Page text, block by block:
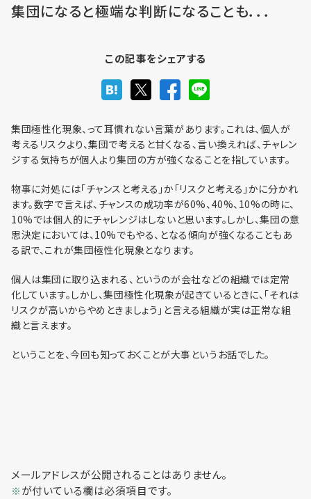
利用までの流れ・利用料金
お問い合わせ
個人情報保護方針
利用規約
利用までの流れ
集団になると極端な判断になることも．．．
この記事をシェアする
集団極性化現象、って耳慣れない言葉があります。これは、個人が
考えるリスクより、集団で考えると甘くなる、言い換えれば、チャレン
ジする気持ちが個人より集団の方が強くなることを指しています。
物事に対処には「チャンスと考える」か「リスクと考える」かに分かれ
ます。数字で言えば、チャンスの成功率が60%、40%、10%の時に、
10%では個人的にチャレンジはしないと思います。しかし、集団の意
思決定においては、10%でもやる、となる傾向が強くなることもあ
る訳で、これが集団極性化現象となります。
個人は集団に取り込まれる、というのが会社などの組織では定常
化しています。しかし、集団極性化現象が起きているときに、「それは
リスクが高いからやめときましょう」と言える組織が実は正常な組
織と言えます。
ということを、今回も知っておくことが大事というお話でした。
メールアドレスが公開されることはありません。
※ が付いている欄は必須項目です。